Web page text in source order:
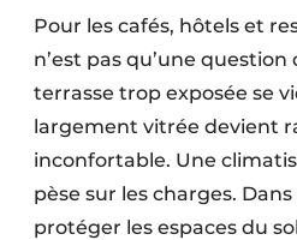
Infrastructures
Protection solaire
Rénovation
Sécurité incendie
Pour les cafés, hôtels et
n’est pas qu’une
terrasse trop exposée se
largement vitrée devient
inconfortable. Une
pèse sur les charges.
protéger les espaces du